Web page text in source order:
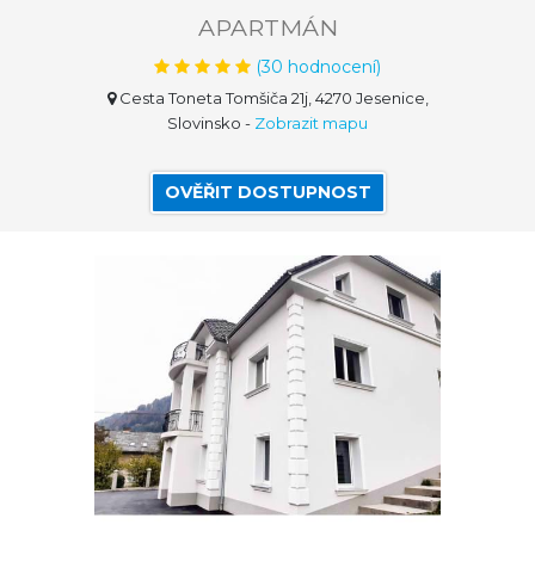
APARTMÁN
(30 hodnocení)
Cesta Toneta Tomšiča 21j, 4270 Jesenice,
Slovinsko - Zobrazit mapu
OVĚŘIT DOSTUPNOST